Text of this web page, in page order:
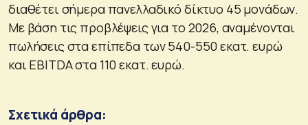
διαθέτει σήμερα πανελλαδικό δίκτυο 45 μονάδων.
Με βάση τις προβλέψεις για το 2026, αναμένονται
πωλήσεις στα επίπεδα των 540-550 εκατ. ευρώ
και EBITDA στα 110 εκατ. ευρώ.
Σχετικά άρθρα: